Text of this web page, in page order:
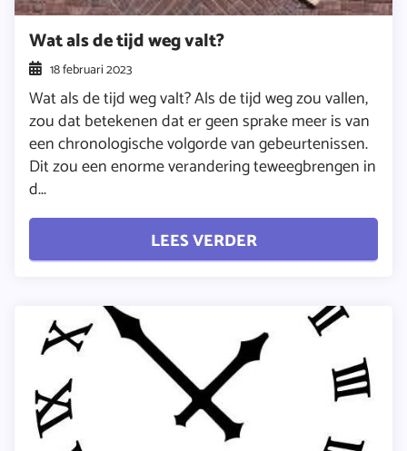
Wat als de tijd weg valt?
18 februari 2023
Wat als de tijd weg valt? Als de tijd weg zou vallen,
zou dat betekenen dat er geen sprake meer is van
een chronologische volgorde van gebeurtenissen.
Dit zou een enorme verandering teweegbrengen in
d...
LEES VERDER